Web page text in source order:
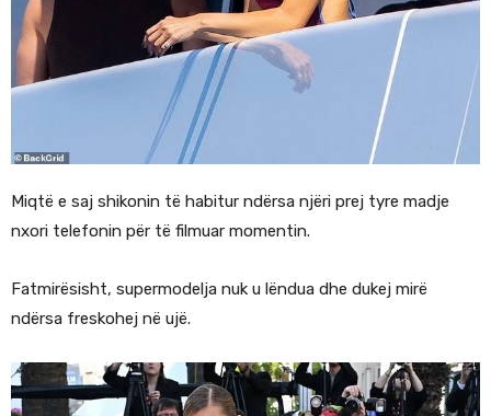
Miqtë e saj shikonin të habitur ndërsa njëri prej tyre madje
nxori telefonin për të filmuar momentin.
Fatmirësisht, supermodelja nuk u lëndua dhe dukej mirë
ndërsa freskohej në ujë.